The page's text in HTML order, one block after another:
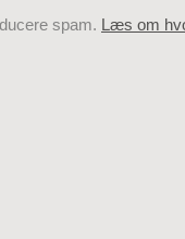
spam. Læs om